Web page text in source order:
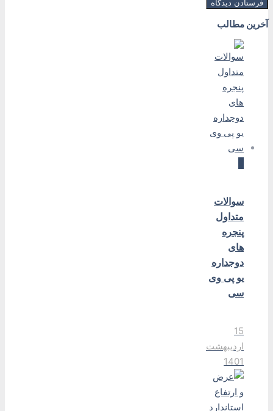
آخرین مطالب
سوالات
متداول
پنجره
های
دوجداره
یو پی وی
سی
15
اردیبهشت
1401